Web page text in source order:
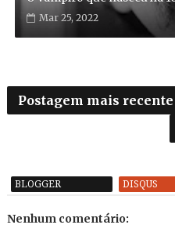
Mar 25, 2022
Postagem mais recente
BLOGGER DISQUS
Nenhum comentário: